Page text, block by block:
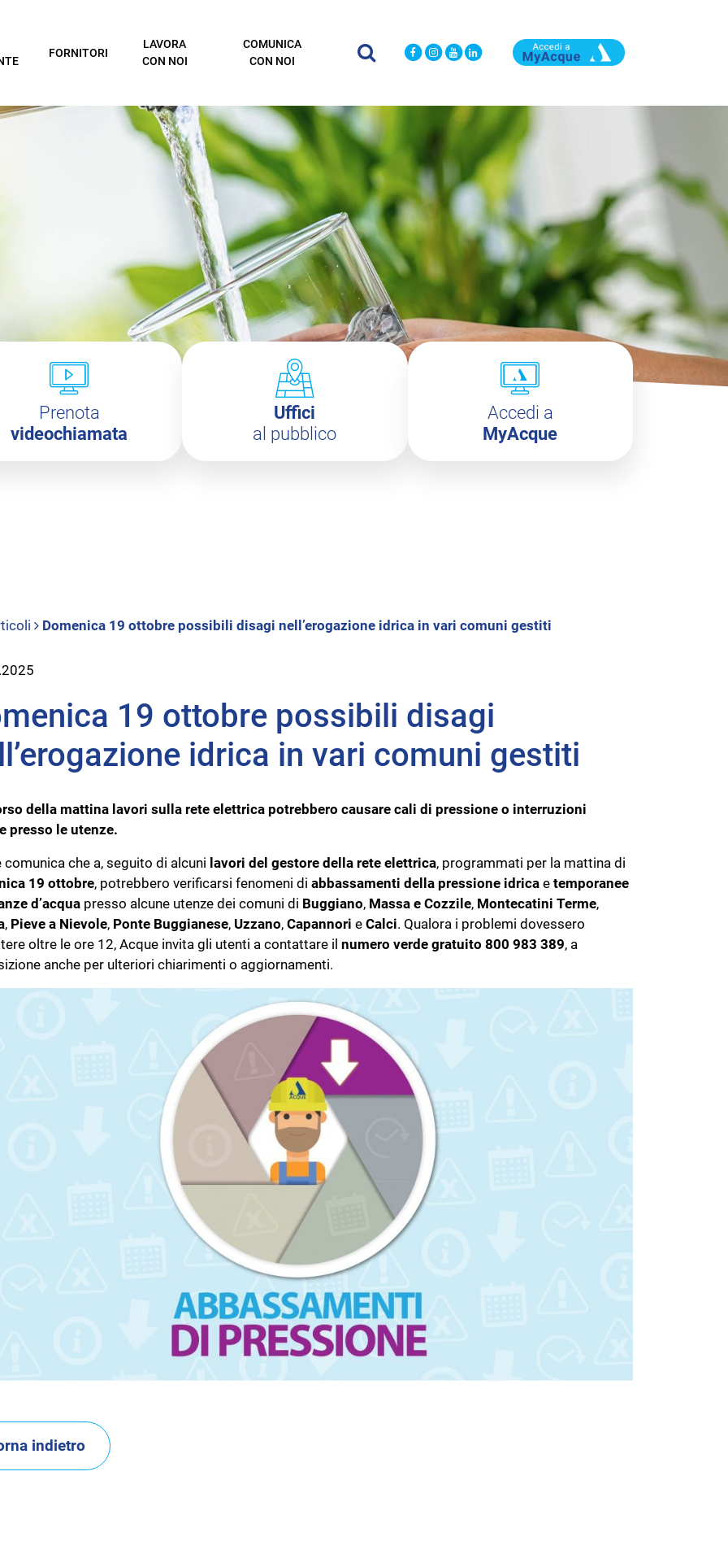
FORNITORI
LAVORA
CON NOI
COMUNICA
CON NOI
Prenota
videochiamata
Uffici
al pubblico
Accedi a
MyAcque
Domenica 19 ottobre possibili disagi nell’erogazione idrica in vari comuni gestiti
19 ottobre possibili disagi
idrica in vari comuni gestiti
della mattina lavori sulla rete elettrica potrebbero causare cali di pressione o interruzioni
presso le utenze.
comunica che a, seguito di alcuni lavori del gestore della rete elettrica, programmati per la mattina di
19 ottobre, potrebbero verificarsi fenomeni di abbassamenti della pressione idrica e temporanee
d’acqua presso alcune utenze dei comuni di Buggiano, Massa e Cozzile, Montecatini Terme,
, Pieve a Nievole, Ponte Buggianese, Uzzano, Capannori e Calci. Qualora i problemi dovessero
oltre le ore 12, Acque invita gli utenti a contattare il numero verde gratuito 800 983 389, a
anche per ulteriori chiarimenti o aggiornamenti.
indietro